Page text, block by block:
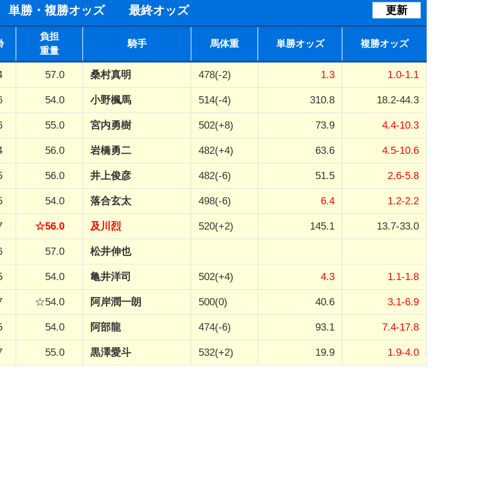
単勝・複勝オッズ 最終オッズ 更新
負担
重量
騎手 馬体重 単勝オッズ 複勝オッズ
57.0 桑村真明 478(-2) 1.3 1.0-1.1
54.0 小野楓馬 514(-4) 310.8 18.2-44.3
55.0 宮内勇樹 502(+8) 73.9 4.4-10.3
56.0 岩橋勇二 482(+4) 63.6 4.5-10.6
56.0 井上俊彦 482(-6) 51.5 2.6-5.8
54.0 落合玄太 498(-6) 6.4 1.2-2.2
☆56.0 及川烈 520(+2) 145.1 13.7-33.0
57.0 松井伸也
54.0 亀井洋司 502(+4) 4.3 1.1-1.8
☆54.0 阿岸潤一朗 500(0) 40.6 3.1-6.9
54.0 阿部龍 474(-6) 93.1 7.4-17.8
55.0 黒澤愛斗 532(+2) 19.9 1.9-4.0